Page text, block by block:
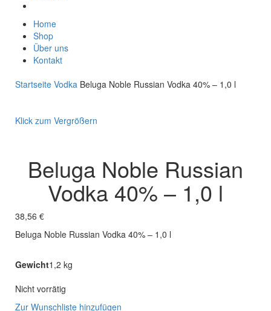
Home
Shop
Über uns
Kontakt
Startseite Vodka Beluga Noble Russian Vodka 40% – 1,0 l
Klick zum Vergrößern
Beluga Noble Russian
Vodka 40% – 1,0 l
38,56 €
Beluga Noble Russian Vodka 40% – 1,0 l
Gewicht1,2 kg
Nicht vorrätig
Zur Wunschliste hinzufügen